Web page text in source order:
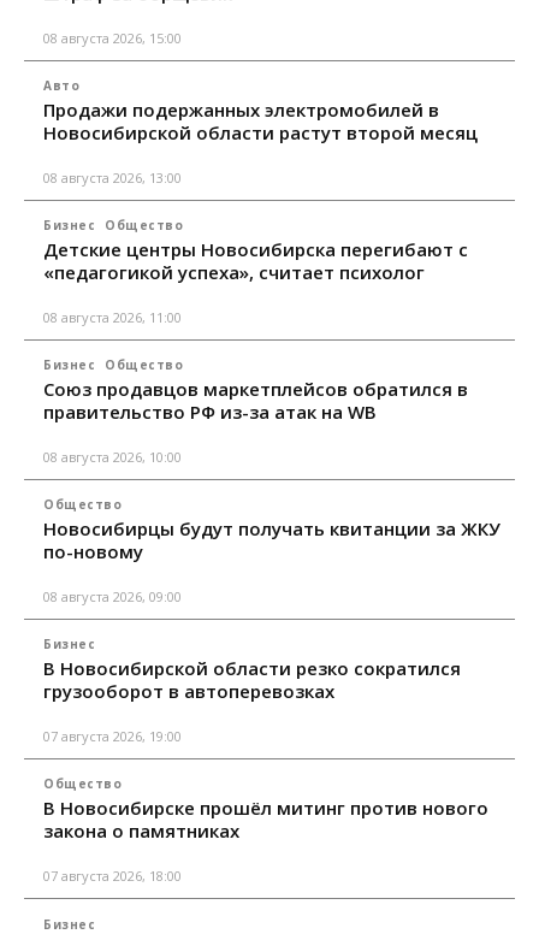
08 августа 2026, 15:00
Авто
Продажи подержанных электромобилей в
Новосибирской области растут второй месяц
08 августа 2026, 13:00
Бизнес Общество
Детские центры Новосибирска перегибают с
«педагогикой успеха», считает психолог
08 августа 2026, 11:00
Бизнес Общество
Союз продавцов маркетплейсов обратился в
правительство РФ из-за атак на WB
08 августа 2026, 10:00
Общество
Новосибирцы будут получать квитанции за ЖКУ
по-новому
08 августа 2026, 09:00
Бизнес
В Новосибирской области резко сократился
грузооборот в автоперевозках
07 августа 2026, 19:00
Общество
В Новосибирске прошёл митинг против нового
закона о памятниках
07 августа 2026, 18:00
Бизнес